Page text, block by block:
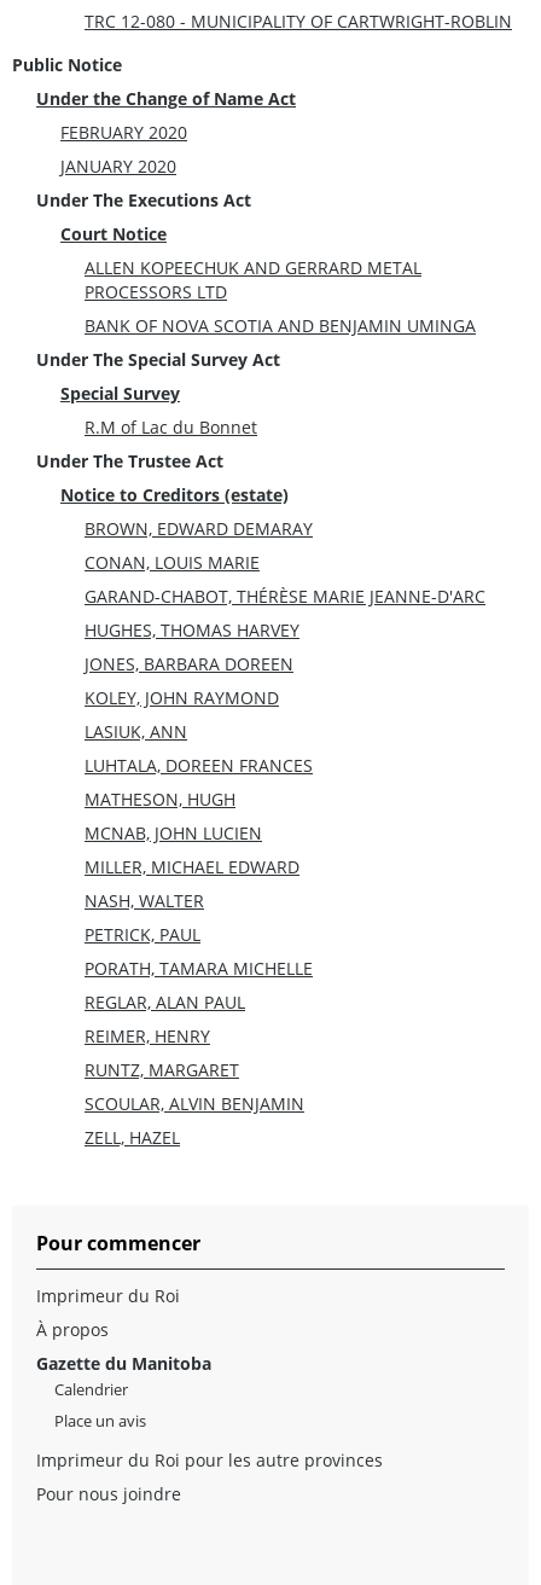
TRC 12-080 - MUNICIPALITY OF CARTWRIGHT-ROBLIN
Public Notice
Under the Change of Name Act
FEBRUARY 2020
JANUARY 2020
Under The Executions Act
Court Notice
ALLEN KOPEECHUK AND GERRARD METAL
PROCESSORS LTD
BANK OF NOVA SCOTIA AND BENJAMIN UMINGA
Under The Special Survey Act
Special Survey
R.M of Lac du Bonnet
Under The Trustee Act
Notice to Creditors (estate)
BROWN, EDWARD DEMARAY
CONAN, LOUIS MARIE
GARAND-CHABOT, THÉRÈSE MARIE JEANNE-D'ARC
HUGHES, THOMAS HARVEY
JONES, BARBARA DOREEN
KOLEY, JOHN RAYMOND
LASIUK, ANN
LUHTALA, DOREEN FRANCES
MATHESON, HUGH
MCNAB, JOHN LUCIEN
MILLER, MICHAEL EDWARD
NASH, WALTER
PETRICK, PAUL
PORATH, TAMARA MICHELLE
REGLAR, ALAN PAUL
REIMER, HENRY
RUNTZ, MARGARET
SCOULAR, ALVIN BENJAMIN
ZELL, HAZEL
Pour commencer
Imprimeur du Roi
À propos
Gazette du Manitoba
Calendrier
Place un avis
Imprimeur du Roi pour les autre provinces
Pour nous joindre